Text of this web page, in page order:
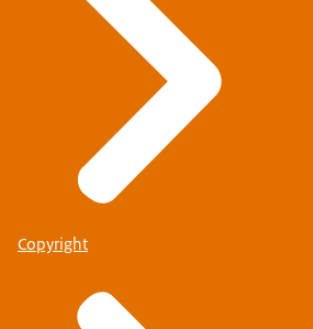
Copyright